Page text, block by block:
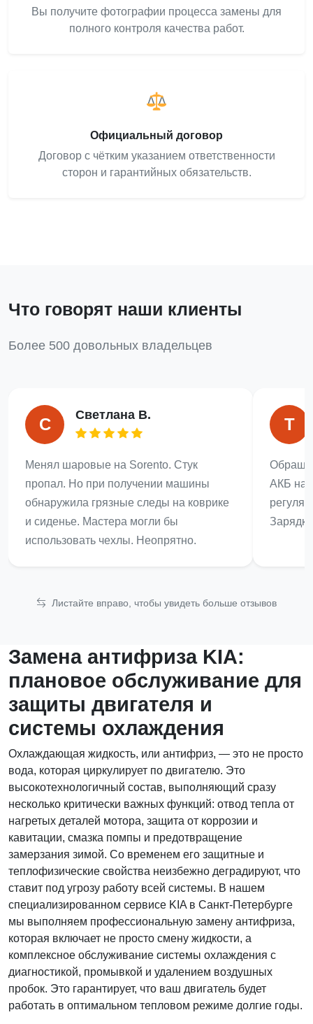
Вы получите фотографии процесса замены для
полного контроля качества работ.
Официальный договор
Договор с чётким указанием ответственности
сторон и гарантийных обязательств.
Что говорят наши клиенты
Более 500 довольных владельцев
С
Светлана В.
Менял шаровые на Sorento. Стук
пропал. Но при получении машины
обнаружила грязные следы на коврике
и сиденье. Мастера могли бы
использовать чехлы. Неопрятно.
Т
АКБ на
Листайте вправо, чтобы увидеть больше отзывов
Замена антифриза KIA:
плановое обслуживание для
защиты двигателя и
системы охлаждения
Охлаждающая жидкость, или антифриз, — это не просто
вода, которая циркулирует по двигателю. Это
высокотехнологичный состав, выполняющий сразу
несколько критически важных функций: отвод тепла от
нагретых деталей мотора, защита от коррозии и
кавитации, смазка помпы и предотвращение
замерзания зимой. Со временем его защитные и
теплофизические свойства неизбежно деградируют, что
ставит под угрозу работу всей системы. В нашем
специализированном сервисе KIA в Санкт-Петербурге
мы выполняем профессиональную замену антифриза,
которая включает не просто смену жидкости, а
комплексное обслуживание системы охлаждения с
диагностикой, промывкой и удалением воздушных
пробок. Это гарантирует, что ваш двигатель будет
работать в оптимальном тепловом режиме долгие годы.